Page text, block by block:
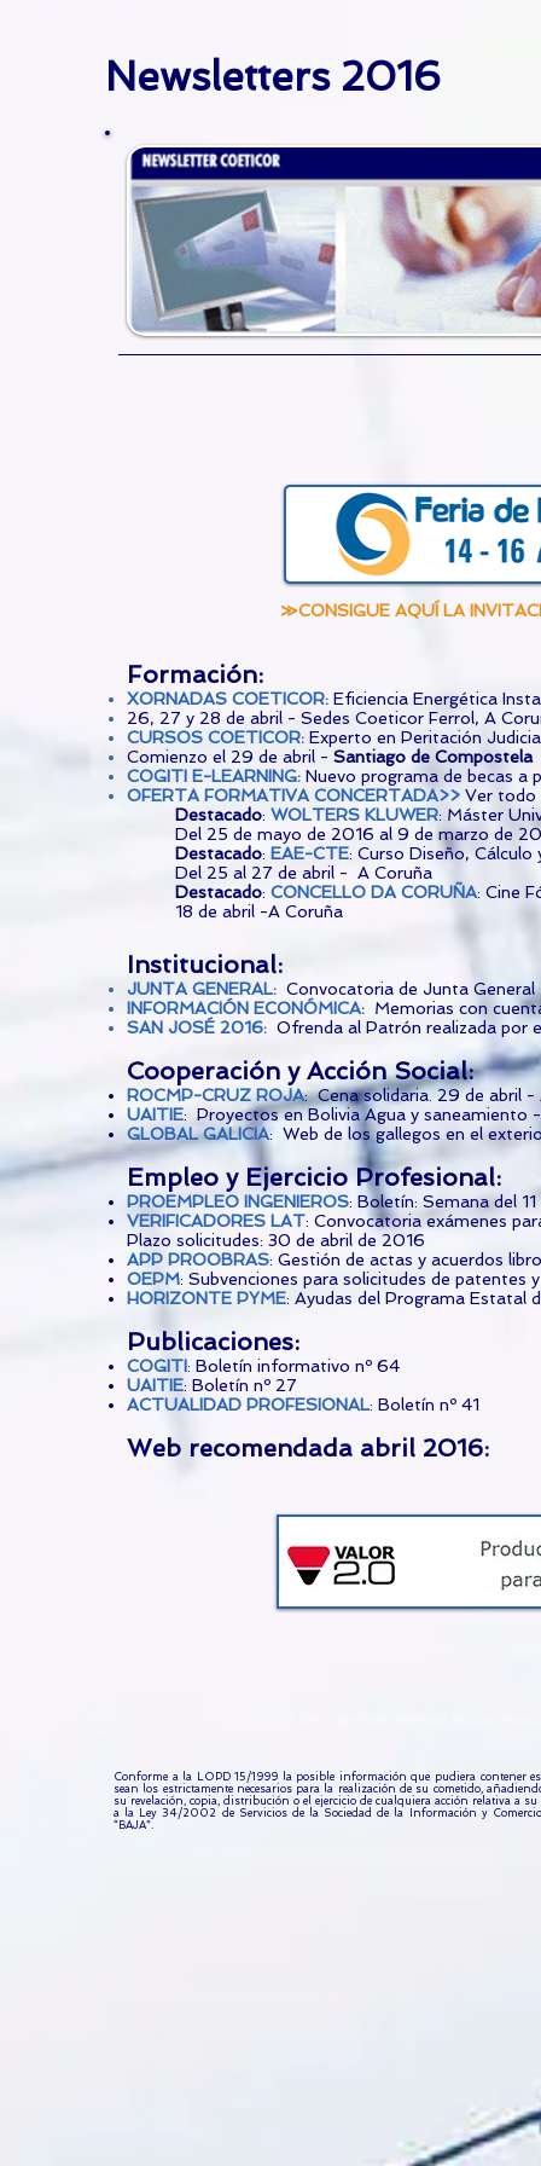
Newsletters 2016
≫CONSIGUE AQUÍ LA
Formación:
XORNADAS COETICOR: Eficiencia Energética
26, 27 y 28 de abril - Sedes Coeticor Ferrol, A
CURSOS COETICOR: Experto en Peritación
Comienzo el 29 de abril - Santiago de Compostela
COGITI E-LEARNING: Nuevo programa de becas a
OFERTA FORMATIVA CONCERTADA>> Ver todo
Destacado: WOLTERS KLUWER: Máster
Del 25 de mayo de 2016 al 9 de marzo de
Destacado: EAE-CTE: Curso Diseño,
Del 25 al 27 de abril - A Coruña
Destacado: CONCELLO DA CORUÑA: Cine
18 de abril -A Coruña
Institucional:
JUNTA GENERAL: Convocatoria de Junta
INFORMACIÓN ECONÓMICA: Memorias con
SAN JOSÉ 2016: Ofrenda al Patrón realizada por
Cooperación y Acción Social:
ROCMP-CRUZ ROJA: Cena solidaria. 29 de abril -
UAITIE: Proyectos en Bolivia Agua y saneamiento
GLOBAL GALICIA: Web de los gallegos en el
Empleo y Ejercicio Profesional:
PROEMPLEO INGENIEROS: Boletín: Semana del
VERIFICADORES LAT: Convocatoria exámenes
Plazo solicitudes: 30 de abril de 2016
APP PROOBRAS: Gestión de actas y acuerdos
OEPM: Subvenciones para solicitudes de patentes
HORIZONTE PYME: Ayudas del Programa Estatal
Publicaciones:
COGITI: Boletín informativo nº 64
UAITIE: Boletín nº 27
ACTUALIDAD PROFESIONAL: Boletín nº 41
Web recomendada abril 2016:
Conforme a la LOPD 15/1999 la posible información que pudiera contener
sean los estrictamente necesarios para la realización de su cometido,
su revelación, copia, distribución o el ejercicio de cualquiera acción relativa a
a la Ley 34/2002 de Servicios de la Sociedad de la Información y
“BAJA”.